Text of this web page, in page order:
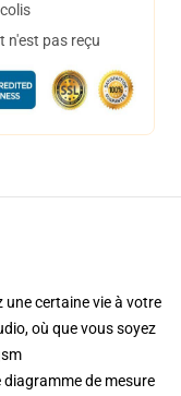
n'est pas reçu
certaine vie à votre
où que vous soyez
de mesure